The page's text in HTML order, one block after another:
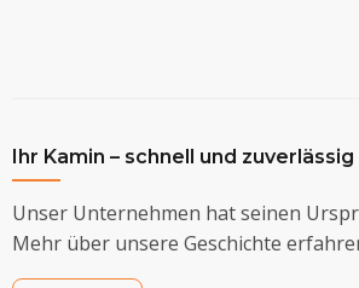
Ihr Kamin – schnell und
Unser Unternehmen hat seinen
Mehr über unsere Geschichte